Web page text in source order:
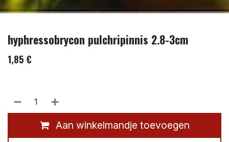
hyphressobrycon pulchripinnis 2.8-3cm
1,85 €
Aan winkelmandje toevoegen